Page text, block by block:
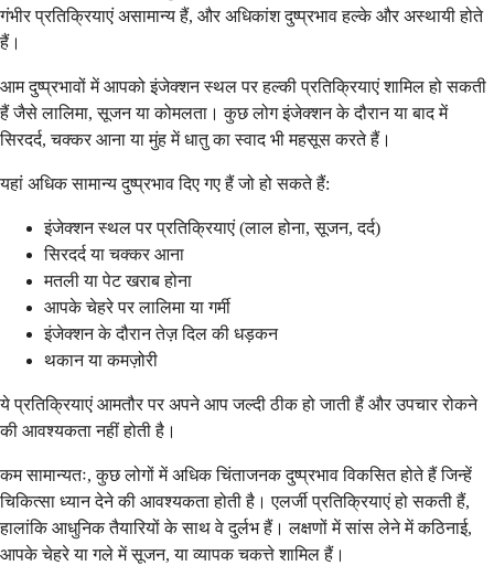
गंभीर प्रतिक्रियाएं असामान्य हैं, और अधिकांश दुष्प्रभाव हल्के और अस्थायी होते
हैं।
आम दुष्प्रभावों में आपको इंजेक्शन स्थल पर हल्की प्रतिक्रियाएं शामिल हो सकती
हैं जैसे लालिमा, सूजन या कोमलता। कुछ लोग इंजेक्शन के दौरान या बाद में
सिरदर्द, चक्कर आना या मुंह में धातु का स्वाद भी महसूस करते हैं।
यहां अधिक सामान्य दुष्प्रभाव दिए गए हैं जो हो सकते हैं:
इंजेक्शन स्थल पर प्रतिक्रियाएं (लाल होना, सूजन, दर्द)
सिरदर्द या चक्कर आना
मतली या पेट खराब होना
आपके चेहरे पर लालिमा या गर्मी
इंजेक्शन के दौरान तेज़ दिल की धड़कन
थकान या कमज़ोरी
ये प्रतिक्रियाएं आमतौर पर अपने आप जल्दी ठीक हो जाती हैं और उपचार रोकने
की आवश्यकता नहीं होती है।
कम सामान्यतः, कुछ लोगों में अधिक चिंताजनक दुष्प्रभाव विकसित होते हैं जिन्हें
चिकित्सा ध्यान देने की आवश्यकता होती है। एलर्जी प्रतिक्रियाएं हो सकती हैं,
हालांकि आधुनिक तैयारियों के साथ वे दुर्लभ हैं। लक्षणों में सांस लेने में कठिनाई,
आपके चेहरे या गले में सूजन, या व्यापक चकत्ते शामिल हैं।